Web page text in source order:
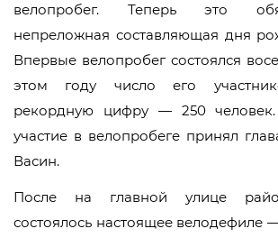
велопробег. Теперь это
непреложная составляющая дня
Впервые велопробег состоялся
этом году число его
рекордную цифру — 250
участие в велопробеге принял
Васин.
После на главной улице
состоялось настоящее велодефиле